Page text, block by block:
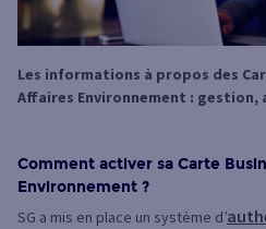
Les informations à propos des
Affaires Environnement :
Comment activer sa Carte
Environnement ?
SG a mis en place un système d’